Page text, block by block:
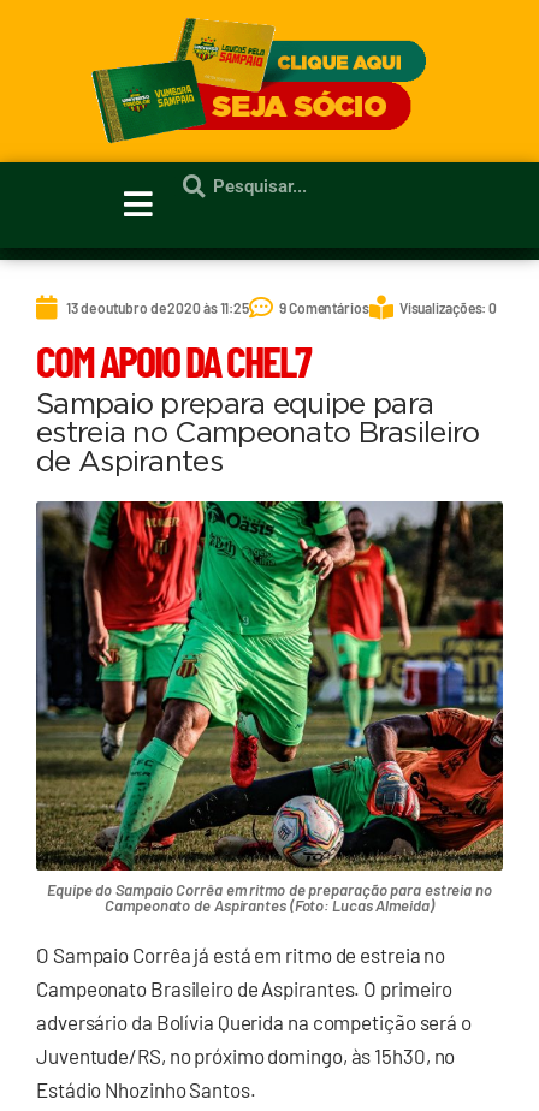
13 de outubro de 2020 às 11:25 9 Comentários Visualizações: 0
COM APOIO DA CHEL7
Sampaio prepara equipe para
estreia no Campeonato Brasileiro
de Aspirantes
Equipe do Sampaio Corrêa em ritmo de preparação para estreia no
Campeonato de Aspirantes (Foto: Lucas Almeida)
O Sampaio Corrêa já está em ritmo de estreia no
Campeonato Brasileiro de Aspirantes. O primeiro
adversário da Bolívia Querida na competição será o
Juventude/RS, no próximo domingo, às 15h30, no
Estádio Nhozinho Santos.